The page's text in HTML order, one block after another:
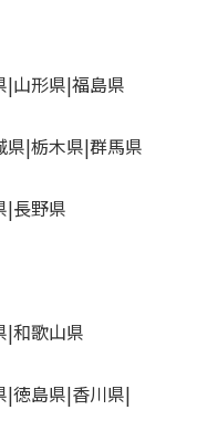
山形県 福島県
県 栃木県 群馬県
長野県
和歌山県
徳島県 香川県